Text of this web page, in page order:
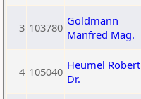
3 103780 Goldmann
Manfred Mag.
4 105040 Heumel Robert
Dr.